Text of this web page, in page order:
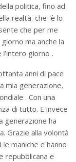
politica, fino ad
realtà che è lo
che per me
ma anche la
giorno .
anni di pace
mia generazione,
. Con una
di tutto. E invece
generazione ha
Grazie alla volontà
maniche e hanno
repubblicana e